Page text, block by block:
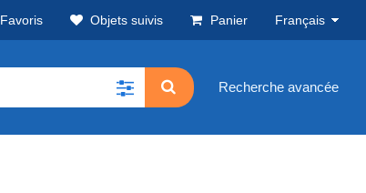
Favoris Objets suivis Panier Français
Recherche avancée